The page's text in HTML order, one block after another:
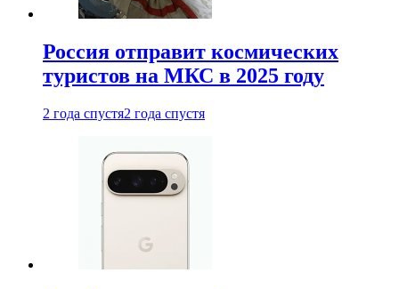
Россия отправит космических
туристов на МКС в 2025 году
2 года спустя2 года спустя